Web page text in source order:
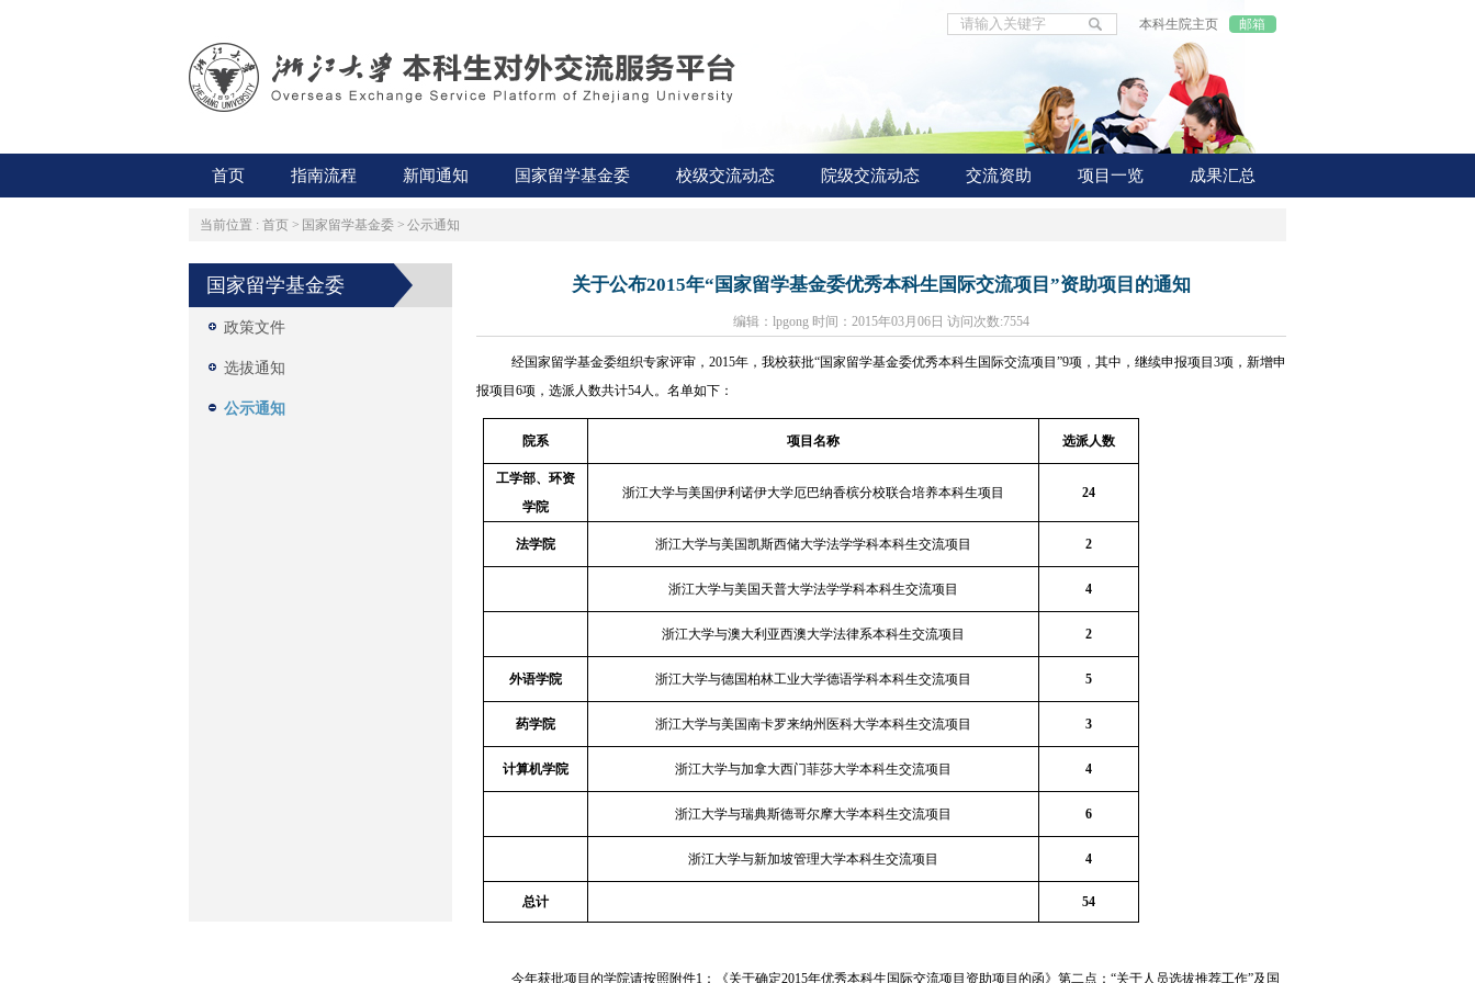
本科生院主页 邮箱
首页 指南流程 新闻通知 国家留学基金委 校级交流动态 院级交流动态 交流资助 项目一览 成果汇总
当前位置 : 首页 > 国家留学基金委 > 公示通知
国家留学基金委
政策文件
选拔通知
公示通知
关于公布2015年“国家留学基金委优秀本科生国际交流项目”资助项目的通知
编辑：lpgong 时间：2015年03月06日 访问次数:7554
经国家留学基金委组织专家评审，2015年，我校获批“国家留学基金委优秀本科生国际交流项目”9项，其中，继续申报项目3项，新增申
报项目6项，选派人数共计54人。名单如下：
院系 项目名称 选派人数
工学部、环资
学院
浙江大学与美国伊利诺伊大学厄巴纳香槟分校联合培养本科生项目 24
法学院 浙江大学与美国凯斯西储大学法学学科本科生交流项目 2
浙江大学与美国天普大学法学学科本科生交流项目 4
浙江大学与澳大利亚西澳大学法律系本科生交流项目 2
外语学院 浙江大学与德国柏林工业大学德语学科本科生交流项目 5
药学院 浙江大学与美国南卡罗来纳州医科大学本科生交流项目 3
计算机学院 浙江大学与加拿大西门菲莎大学本科生交流项目 4
浙江大学与瑞典斯德哥尔摩大学本科生交流项目 6
浙江大学与新加坡管理大学本科生交流项目 4
总计 54
今年获批项目的学院请按照附件1：《关于确定2015年优秀本科生国际交流项目资助项目的函》第二点：“关于人员选拔推荐工作”及国